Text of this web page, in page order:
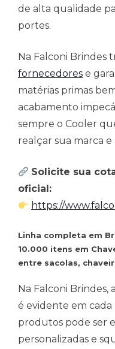
de alta qualidade
portes.
Na Falconi Brindes
fornecedores e
matérias primas
acabamento
sempre o Cooler
realçar sua marca e
Solicite sua
oficial:
https://
Linha completa em
10.000 itens em
entre sacolas,
Na Falconi Brindes,
é evidente em
produtos pode ser
personalizadas e